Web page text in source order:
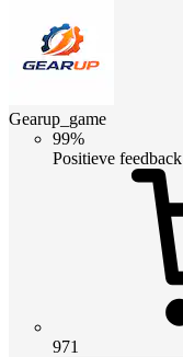
Gearup_game
99%
Positieve feedback
971